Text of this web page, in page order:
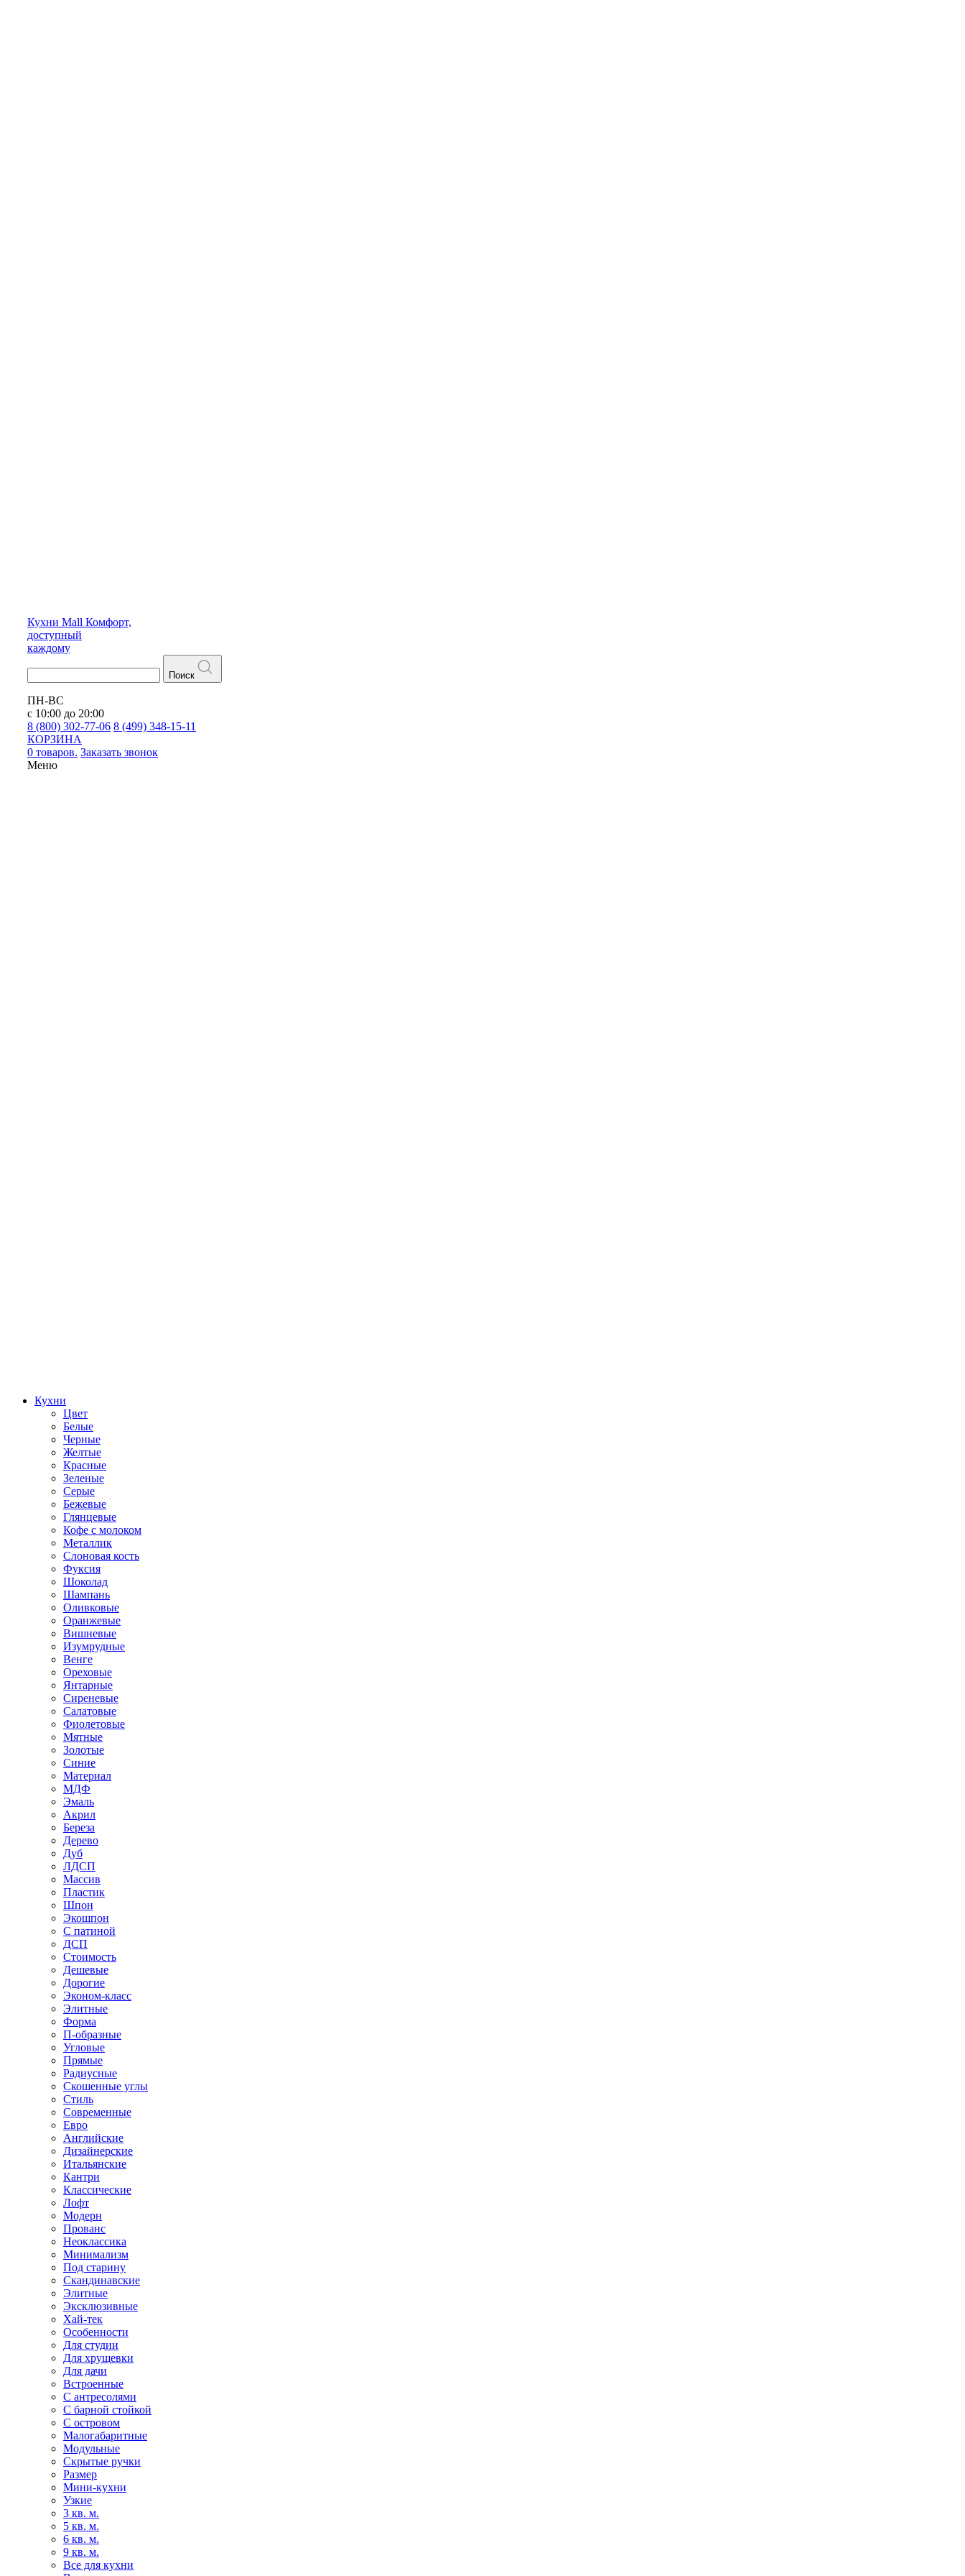
Кухни Mall Комфорт,
доступный
каждому
Поиск
ПН-ВС
с 10:00 до 20:00
8 (800) 302-77-06 8 (499) 348-15-11
КОРЗИНА
0 товаров. Заказать звонок
Меню
Кухни
Цвет
Белые
Черные
Желтые
Красные
Зеленые
Серые
Бежевые
Глянцевые
Кофе с молоком
Металлик
Слоновая кость
Фуксия
Шоколад
Шампань
Оливковые
Оранжевые
Вишневые
Изумрудные
Венге
Ореховые
Янтарные
Сиреневые
Салатовые
Фиолетовые
Мятные
Золотые
Синие
Материал
МДФ
Эмаль
Акрил
Береза
Дерево
Дуб
ЛДСП
Массив
Пластик
Шпон
Экошпон
С патиной
ДСП
Стоимость
Дешевые
Дорогие
Эконом-класс
Элитные
Форма
П-образные
Угловые
Прямые
Радиусные
Скошенные углы
Стиль
Современные
Евро
Английские
Дизайнерские
Итальянские
Кантри
Классические
Лофт
Модерн
Прованс
Неоклассика
Минимализм
Под старину
Скандинавские
Элитные
Эксклюзивные
Хай-тек
Особенности
Для студии
Для хрущевки
Для дачи
Встроенные
С антресолями
С барной стойкой
С островом
Малогабаритные
Модульные
Скрытые ручки
Размер
Мини-кухни
Узкие
3 кв. м.
5 кв. м.
6 кв. м.
9 кв. м.
Все для кухни